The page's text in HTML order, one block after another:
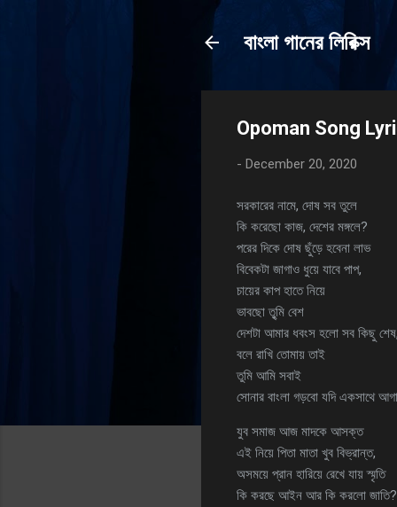
বাংলা গানের লিরিক্স
Opoman Song
- December 20, 2020
সরকারের নামে, দোষ সব তুলে
কি করেছো কাজ, দেশের মঙ্গলে?
পরের দিকে দোষ ছুঁড়ে হবেনা লাভ
বিবেকটা জাগাও ধুয়ে যাবে পাপ,
চায়ের কাপ হাতে নিয়ে
ভাবছো তুৃমি বেশ
দেশটা আমার ধবংস হলো সব কিছু শেষ,
বলে রাখি তোমায় তাই
তুমি আমি সবাই
সোনার বাংলা গড়বো যদি একসাথে
যুব সমাজ আজ মাদকে আসক্ত
এই নিয়ে পিতা মাতা খুব বিভ্রান্ত,
অসময়ে প্রান হারিয়ে রেখে যায় স্মৃতি
কি করছে আইন আর কি করলো জাতি?